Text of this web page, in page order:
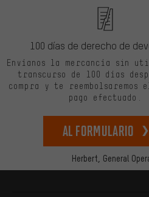
Herbert, General
100 días de derecho de
Envíanos la mercancía sin
transcurso de 100 días
compra y te reembolsaremos
pago efectuado.
Al formulario